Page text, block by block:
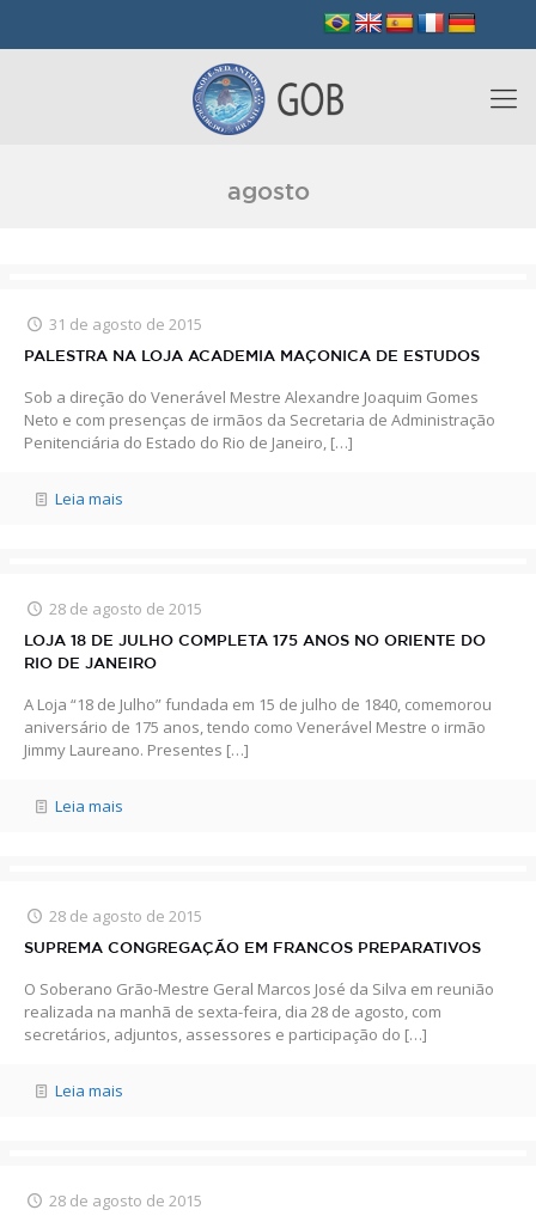
agosto
31 de agosto de 2015
PALESTRA NA LOJA ACADEMIA MAÇONICA DE ESTUDOS
Sob a direção do Venerável Mestre Alexandre Joaquim Gomes
Neto e com presenças de irmãos da Secretaria de Administração
Penitenciária do Estado do Rio de Janeiro, […]
Leia mais
28 de agosto de 2015
LOJA 18 DE JULHO COMPLETA 175 ANOS NO ORIENTE DO
RIO DE JANEIRO
A Loja “18 de Julho” fundada em 15 de julho de 1840, comemorou
aniversário de 175 anos, tendo como Venerável Mestre o irmão
Jimmy Laureano. Presentes […]
Leia mais
28 de agosto de 2015
SUPREMA CONGREGAÇÃO EM FRANCOS PREPARATIVOS
O Soberano Grão-Mestre Geral Marcos José da Silva em reunião
realizada na manhã de sexta-feira, dia 28 de agosto, com
secretários, adjuntos, assessores e participação do […]
Leia mais
28 de agosto de 2015